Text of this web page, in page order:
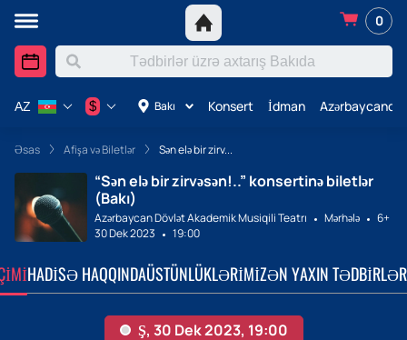
0
Bakı Konsert İdman Azərbaycanda
AZ $
Əsas Afişa və Biletlər Sən elə bir zirv...
“Sən elə bir zirvəsən!..” konsertinə biletlər
(Bakı)
Azərbaycan Dövlət Akademik Musiqili Teatrı Mərhələ
6+
30 Dek 2023
19:00
HADISƏ HAQQINDAÜSTÜNLÜKLƏRIMIZƏN YAXIN TƏDBIRLƏR